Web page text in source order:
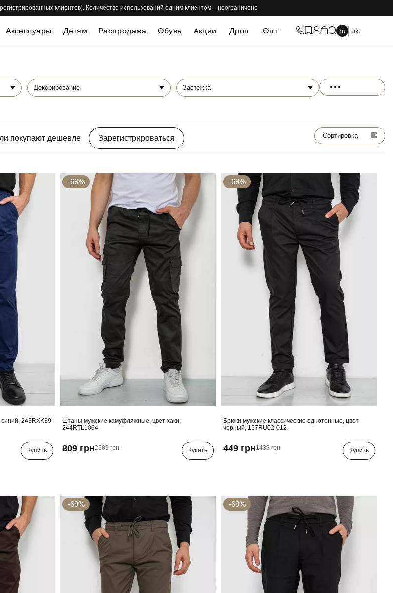
клиентов). Количество использований одним клиентом – неограничено
Аксессуары Детям Распродажа Обувь Акции Дроп Опт ru uk
Декорирование Застежка
покупают дешевле Зарегистрироваться Сортировка
синий, 243RXK39-
Купить
-69%
Штаны мужские камуфляжные, цвет хаки,
244RTL1064
809 грн2589 грн Купить
-69%
Брюки мужские классические однотонные, цвет
черный, 157RU02-012
449 грн1439 грн Купить
-69% -69%